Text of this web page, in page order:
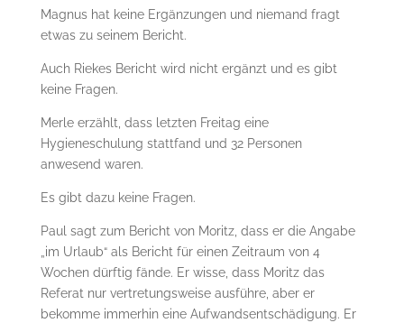
Magnus hat keine Ergänzungen und niemand fragt
etwas zu seinem Bericht.
Auch Riekes Bericht wird nicht ergänzt und es gibt
keine Fragen.
Merle erzählt, dass letzten Freitag eine
Hygieneschulung stattfand und 32 Personen
anwesend waren.
Es gibt dazu keine Fragen.
Paul sagt zum Bericht von Moritz, dass er die Angabe
„im Urlaub“ als Bericht für einen Zeitraum von 4
Wochen dürftig fände. Er wisse, dass Moritz das
Referat nur vertretungsweise ausführe, aber er
bekomme immerhin eine Aufwandsentschädigung. Er